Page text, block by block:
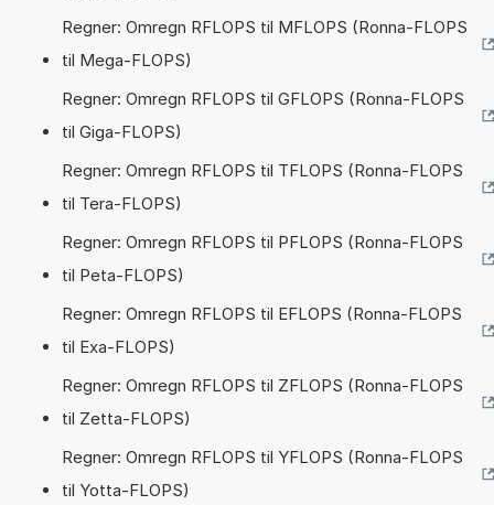
Regner: Omregn RFLOPS til MFLOPS (Ronna-FLOPS
til Mega-FLOPS)
Regner: Omregn RFLOPS til GFLOPS (Ronna-FLOPS
til Giga-FLOPS)
Regner: Omregn RFLOPS til TFLOPS (Ronna-FLOPS
til Tera-FLOPS)
Regner: Omregn RFLOPS til PFLOPS (Ronna-FLOPS
til Peta-FLOPS)
Regner: Omregn RFLOPS til EFLOPS (Ronna-FLOPS
til Exa-FLOPS)
Regner: Omregn RFLOPS til ZFLOPS (Ronna-FLOPS
til Zetta-FLOPS)
Regner: Omregn RFLOPS til YFLOPS (Ronna-FLOPS
til Yotta-FLOPS)